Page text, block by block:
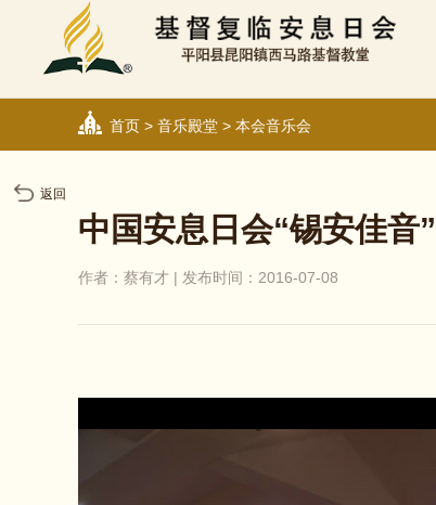
首页> 音乐殿堂> 本会音乐会
返回
中国安息日会“锡安佳音
作者：蔡有才 | 发布时间：2016-07-08